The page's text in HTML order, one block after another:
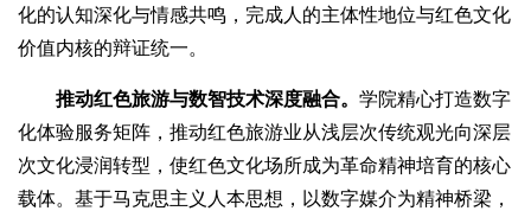
化的认知深化与情感共鸣，完成人的主体性地位与红色文化
价值内核的辩证统一。
推动红色旅游与数智技术深度融合。 学院精心打造数字
化体验服务矩阵，推动红色旅游业从浅层次传统观光向深层
次文化浸润转型，使红色文化场所成为革命精神培育的核心
载体。基于马克思主义人本思想，以数字媒介为精神桥梁，